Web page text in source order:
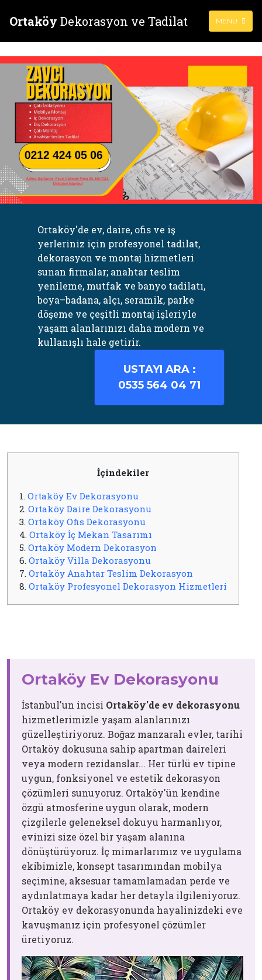
Ortaköy Dekorasyon ve Tadilat MENU
Ortaköy'de ev, daire, ofis ve iş
yerleriniz için profesyonel tadilat,
dekorasyon ve montaj hizmetleri
sunan firmalar; anahtar teslim
yenileme, mutfak ve banyo tadilatı,
boya–badana, alçı, seramik, parke
döşeme ve çeşitli montaj işleriyle
yaşam alanlarınızı daha modern ve
kullanışlı hale getirir.
USTAYI ARA :
0535 564 04 71
İçindekiler
1. Ortaköy Ev Dekorasyonu
2. Ortaköy Daire Dekorasyonu
3. Ortaköy Ofis Dekorasyonu
4. Ortaköy İç Mekan Tasarımı
5. Ortaköy Modern Dekorasyon
6. Ortaköy Villa Dekorasyonu
7. Ortaköy Anahtar Teslim Dekorasyon
8. Ortaköy Profesyonel Dekorasyon Hizmetleri
Ortaköy Ev Dekorasyonu
İstanbul'un incisi Ortaköy'de ev dekorasyonu
hizmetlerimizle yaşam alanlarınızı
güzelleştiriyoruz. Boğaz manzaralı evler, tarihi
Ortaköy dokusuna sahip apartman daireleri
veya modern rezidanslar... Her türlü ev tipine
uygun, fonksiyonel ve estetik dekorasyon
çözümleri sunuyoruz. Ortaköy'ün kendine
özgü atmosferine uygun olarak, modern
çizgilerle geleneksel dokuyu harmanlıyor,
evinizi size özel bir yaşam alanına
dönüştürüyoruz. İç mimarlarımız ve uygulama
ekibimizle, konsept tasarımından mobilya
seçimine, aksesuar tamamlamadan perde ve
aydınlatmaya kadar her detayla ilgileniyoruz.
Ortaköy ev dekorasyonunda hayalinizdeki eve
kavuşmanız için profesyonel çözümler
üretiyoruz.